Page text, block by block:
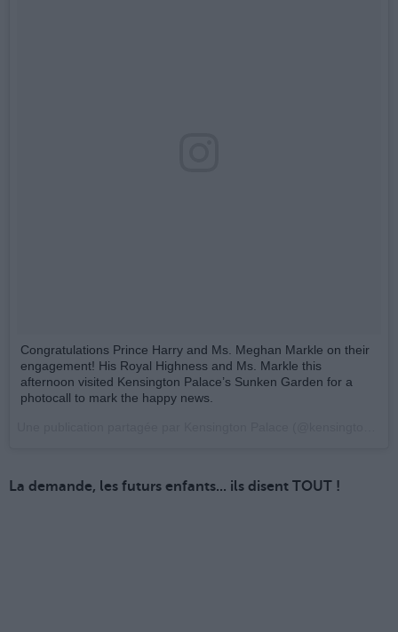
Congratulations Prince Harry and Ms. Meghan Markle on their
engagement! His Royal Highness and Ms. Markle this
afternoon visited Kensington Palace’s Sunken Garden for a
photocall to mark the happy news.
La demande, les futurs enfants... ils disent TOUT !